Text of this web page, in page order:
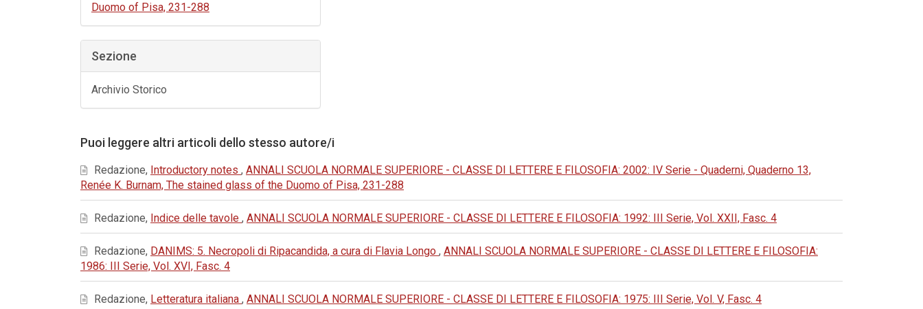
Duomo of Pisa, 231-288
Sezione
Archivio Storico
Puoi leggere altri articoli dello stesso autore/i
Redazione, Introductory notes , ANNALI SCUOLA NORMALE SUPERIORE - CLASSE DI LETTERE E FILOSOFIA: 2002: IV Serie - Quaderni, Quaderno 13,
Renée K. Burnam, The stained glass of the Duomo of Pisa, 231-288
Redazione, Indice delle tavole , ANNALI SCUOLA NORMALE SUPERIORE - CLASSE DI LETTERE E FILOSOFIA: 1992: III Serie, Vol. XXII, Fasc. 4
Redazione, DANIMS: 5. Necropoli di Ripacandida, a cura di Flavia Longo , ANNALI SCUOLA NORMALE SUPERIORE - CLASSE DI LETTERE E FILOSOFIA:
1986: III Serie, Vol. XVI, Fasc. 4
Redazione, Letteratura italiana , ANNALI SCUOLA NORMALE SUPERIORE - CLASSE DI LETTERE E FILOSOFIA: 1975: III Serie, Vol. V, Fasc. 4